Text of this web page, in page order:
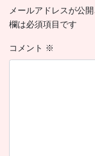
メールアドレスが公
欄は必須項目です
コメント ※